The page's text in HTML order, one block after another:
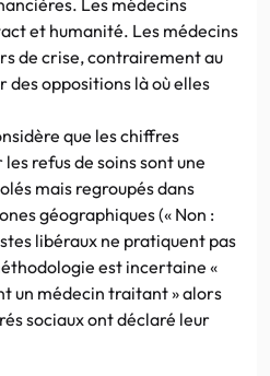
et humanité. Les médecins
de crise, contrairement au
des oppositions là où elles
que les chiffres
refus de soins sont une
mais regroupés dans
géographiques (« Non :
libéraux ne pratiquent pas
est incertaine «
un médecin traitant » alors
sociaux ont déclaré leur